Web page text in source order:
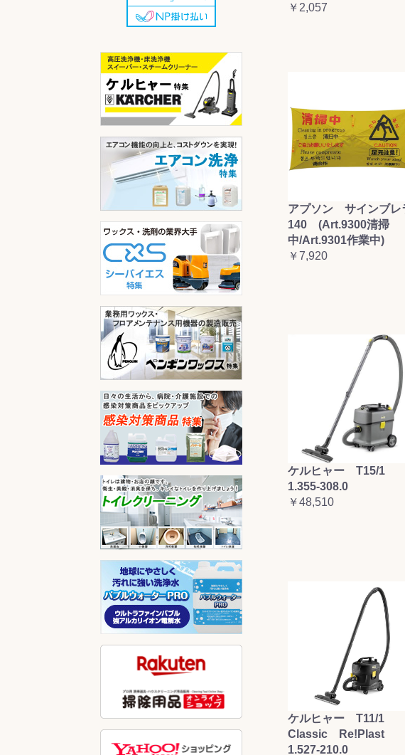
￥2,057
アプソン サインブレ
140 (Art.9300清掃
中/Art.9301作業中)
￥7,920
ケルヒャー T15/1
1.355-308.0
￥48,510
ケルヒャー T11/1
Classic Re!Plast
1.527-210.0